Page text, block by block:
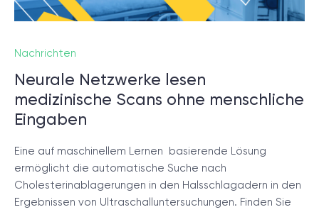
Nachrichten
Neurale Netzwerke lesen
medizinische Scans ohne menschliche
Eingaben
Eine auf maschinellem Lernen basierende Lösung
ermöglicht die automatische Suche nach
Cholesterinablagerungen in den Halsschlagadern in den
Ergebnissen von Ultraschalluntersuchungen. Finden Sie